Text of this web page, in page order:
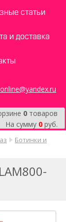
статьи
и доставка
0 товаров
На сумму 0 руб.
Ботинки и